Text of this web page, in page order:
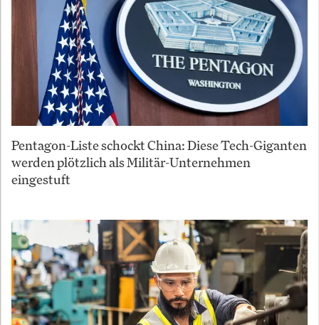
Pentagon-Liste schockt China: Diese Tech-Giganten
werden plötzlich als Militär-Unternehmen
eingestuft